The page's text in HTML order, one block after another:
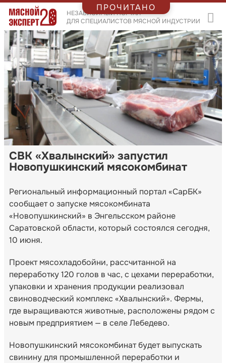
НЕЗАВИСИМЫЙ ПОРТАЛ
ДЛЯ СПЕЦИАЛИСТОВ МЯСНОЙ ИНДУСТРИИ
СВК «Хвалынский» запустил
Новопушкинский мясокомбинат
Региональный информационный портал «СарБК»
сообщает о запуске мясокомбината
«Новопушкинский» в Энгельсском районе
Саратовской области, который состоялся сегодня,
10 июня.
Проект мясохладобойни, рассчитанной на
переработку 120 голов в час, с цехами переработки,
упаковки и хранения продукции реализовал
свиноводческий комплекс «Хвалынский». Фермы,
где выращиваются животные, расположены рядом с
новым предприятием — в селе Лебедево.
Новопушкинский мясокомбинат будет выпускать
свинину для промышленной переработки и
ПРОЧИТАНО